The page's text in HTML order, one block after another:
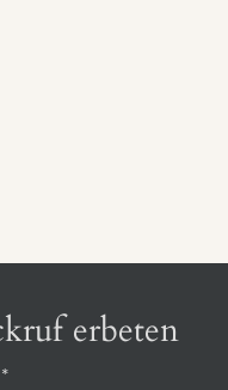
erbeten
*